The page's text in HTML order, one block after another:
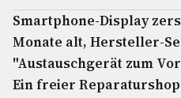
Smartphone-Display
Monate alt, Hersteller-
"Austauschgerät zum
Ein freier